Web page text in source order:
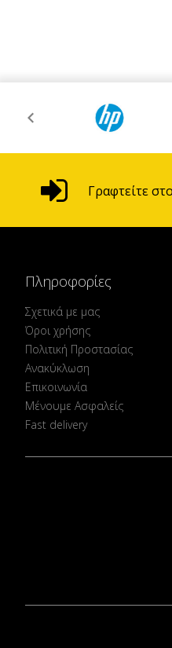
Γραφτείτε
Πληροφορίες
Σχετικά με μας
Όροι χρήσης
Πολιτική Προστασίας
Ανακύκλωση
Επικοινωνία
Μένουμε Ασφαλείς
Fast delivery